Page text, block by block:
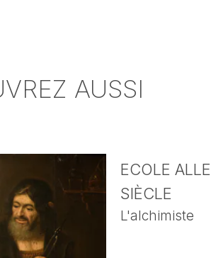
AUSSI
ECOLE
SIÈCLE
L'alchimiste